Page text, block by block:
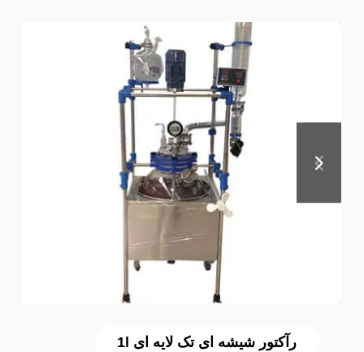
رآکتور شیشه ای تک لایه ای 1l